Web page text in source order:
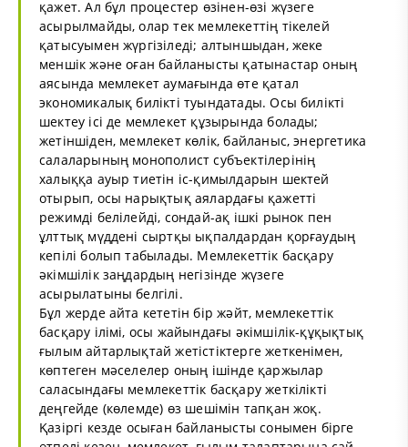
қажет. Ал бұл процестер өзінен-өзі жүзеге
асырылмайды, олар тек мемлекеттің тікелей
қатысуымен жүргізіледі; алтыншыдан, жеке
меншік және оған байланысты қатынастар оның
аясында мемлекет аумағында өте қатал
экономикалық билікті туындатады. Осы билікті
шектеу ісі де мемлекет құзырында болады;
жетіншіден, мемлекет көлік, байланыс, энергетика
салаларының монополист субъектілерінің
халыққа ауыр тиетін іс-қимылдарын шектей
отырып, осы нарықтық аялардағы қажетті
режимді белілейді, сондай-ақ ішкі рынок пен
ұлттық мүддені сыртқы ықпалдардан қорғаудың
кепілі болып табылады. Мемлекеттік басқару
әкімшілік заңдардың негізінде жүзеге
асырылатыны белгілі.
Бұл жерде айта кететін бір жәйт, мемлекеттік
басқару ілімі, осы жайындағы әкімшілік-құқықтық
ғылым айтарлықтай жетістіктерге жеткенімен,
көптеген мәселелер оның ішінде қаржылар
саласындағы мемлекеттік басқару жеткілікті
деңгейде (көлемде) өз шешімін тапқан жоқ.
Қазіргі кезде осыған байланысты сонымен бірге